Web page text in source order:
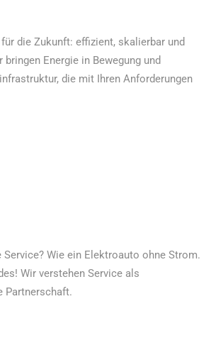
die Zukunft: effizient, skalierbar und
bringen Energie in Bewegung und
die mit Ihren Anforderungen
Service? Wie ein Elektroauto ohne Strom.
Wir verstehen Service als
Partnerschaft.